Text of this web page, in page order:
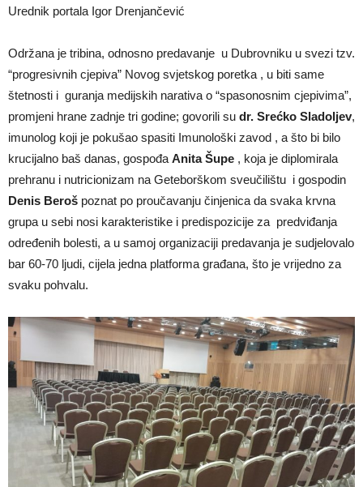
Urednik portala Igor Drenjančević
Održana je tribina, odnosno predavanje u Dubrovniku u svezi tzv.
“progresivnih cjepiva” Novog svjetskog poretka , u biti same
štetnosti i guranja medijskih narativa o “spasonosnim cjepivima”,
promjeni hrane zadnje tri godine; govorili su dr. Srećko Sladoljev,
imunolog koji je pokušao spasiti Imunološki zavod , a što bi bilo
krucijalno baš danas, gospođa Anita Šupe , koja je diplomirala
prehranu i nutricionizam na Geteborškom sveučilištu i gospodin
Denis Beroš poznat po proučavanju činjenica da svaka krvna
grupa u sebi nosi karakteristike i predispozicije za predviđanja
određenih bolesti, a u samoj organizaciji predavanja je sudjelovalo
bar 60-70 ljudi, cijela jedna platforma građana, što je vrijedno za
svaku pohvalu.